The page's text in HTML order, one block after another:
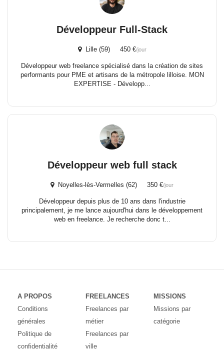
Développeur Full-Stack
Lille (59) 450 €/jour
Développeur web freelance spécialisé dans la création de sites
performants pour PME et artisans de la métropole lilloise. MON
EXPERTISE - Développ...
Développeur web full stack
Noyelles-lès-Vermelles (62) 350 €/jour
Développeur depuis plus de 10 ans dans l'industrie
principalement, je me lance aujourd'hui dans le développement
web en freelance. Je recherche donc t...
A PROPOS
Conditions
générales
Politique de
confidentialité
FREELANCES
Freelances par
métier
Freelances par
ville
MISSIONS
Missions par
catégorie